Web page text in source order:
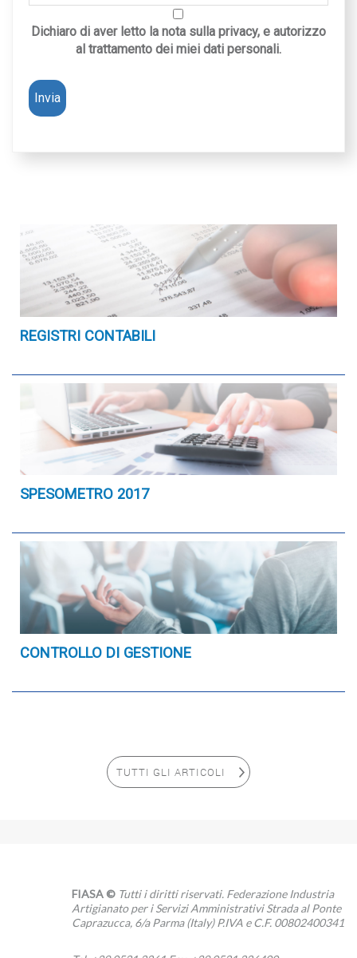
Dichiaro di aver letto la nota sulla privacy, e autorizzo
al trattamento dei miei dati personali.
REGISTRI CONTABILI
SPESOMETRO 2017
CONTROLLO DI GESTIONE
TUTTI GLI ARTICOLI
FIASA ©Tutti i diritti riservati. Federazione Industria
Artigianato per i Servizi Amministrativi Strada al Ponte
Caprazucca, 6/a Parma (Italy) P.IVA e C.F. 00802400341